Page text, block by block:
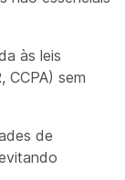
às leis
CCPA) sem
de